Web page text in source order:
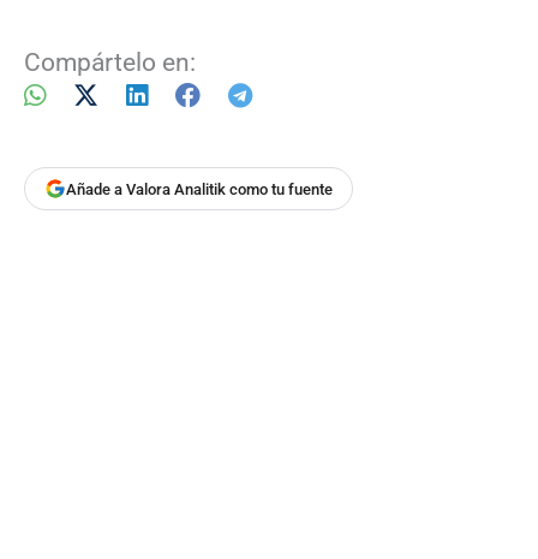
Compártelo en:
Añade a Valora Analitik como tu fuente